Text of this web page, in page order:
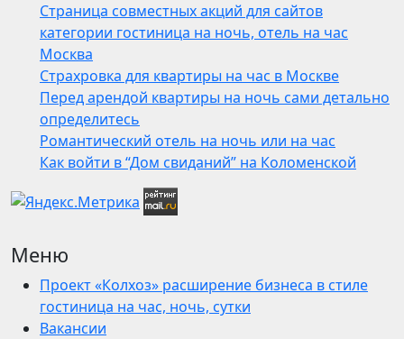
Страница совместных акций для сайтов
категории гостиница на ночь, отель на час
Москва
Страхровка для квартиры на час в Москве
Перед арендой квартиры на ночь сами детально
определитесь
Романтический отель на ночь или на час
Как войти в “Дом свиданий” на Коломенской
Меню
Проект «Колхоз» расширение бизнеса в стиле
гостиница на час, ночь, сутки
Вакансии